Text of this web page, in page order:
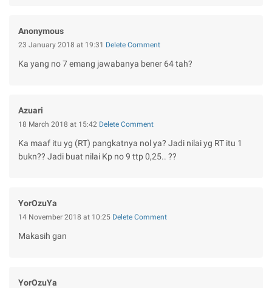
Anonymous
23 January 2018 at 19:31 Delete Comment
Ka yang no 7 emang jawabanya bener 64 tah?
Azuari
18 March 2018 at 15:42 Delete Comment
Ka maaf itu yg (RT) pangkatnya nol ya? Jadi nilai yg RT itu 1
bukn?? Jadi buat nilai Kp no 9 ttp 0,25.. ??
YorOzuYa
14 November 2018 at 10:25 Delete Comment
Makasih gan
YorOzuYa